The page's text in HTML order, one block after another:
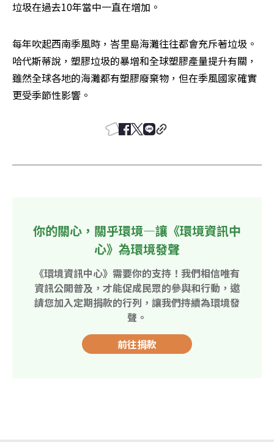
垃圾在過去10年當中一直在增加。
每年吹起西南季風時，峇里島海灘往往都會充斥著垃圾。
哈代斯蒂說，塑膠垃圾的暴增和全球塑膠產量提升有關，
雖然全球各地的海灘都有塑膠廢棄物，但在季風國家確實
更受季節性影響。
你的關心，關乎環境—讓《環境資訊中
心》為環境發聲
《環境資訊中心》需要你的支持！我們相信唯有
資訊公開普及，才能促成民眾的參與和行動，邀
請您加入定期捐款的行列，讓我們持續為環境發
聲。
前往捐款